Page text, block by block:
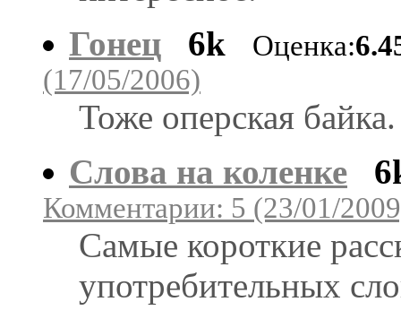
Гонец
6k Оценка:
(17/05/2006)
Тоже оперская
Слова на коленке
Комментарии: 5 (23/01/
Самые короткие
употребительных